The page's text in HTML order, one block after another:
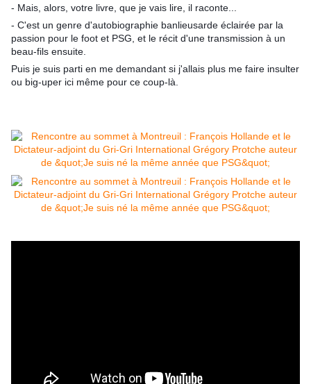
- Mais, alors, votre livre, que je vais lire, il raconte...
- C'est un genre d'autobiographie banlieusarde éclairée par la
passion pour le foot et PSG, et le récit d'une transmission à un
beau-fils ensuite.
Puis je suis parti en me demandant si j'allais plus me faire insulter
ou big-uper ici même pour ce coup-là.